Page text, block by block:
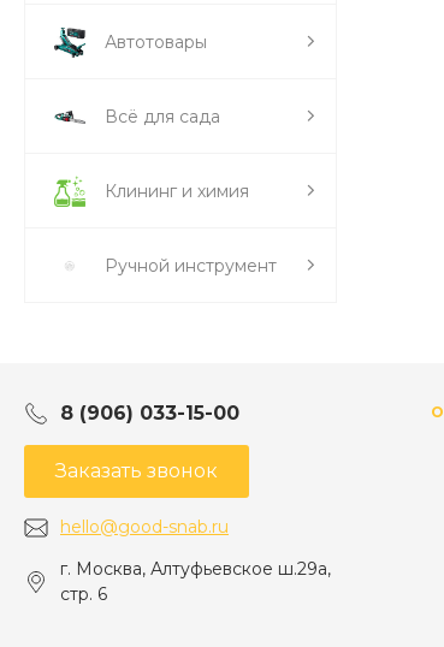
Автотовары
Всё для сада
Клининг и химия
Ручной инструмент
8 (906) 033-15-00
Заказать звонок
hello@good-snab.ru
г. Москва, Алтуфьевское ш.29а,
стр. 6